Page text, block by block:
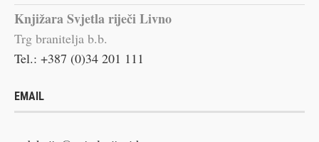
Knjižara Svjetla riječi Livno
Trg branitelja b.b.
Tel.: +387 (0)34 201 111
EMAIL